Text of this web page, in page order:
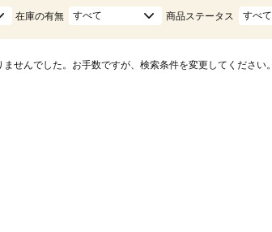
在庫の有無 すべて 商品ステータス すべて
せんでした。お手数ですが、検索条件を変更してください。